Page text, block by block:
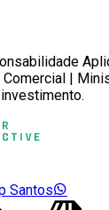
|
Santos